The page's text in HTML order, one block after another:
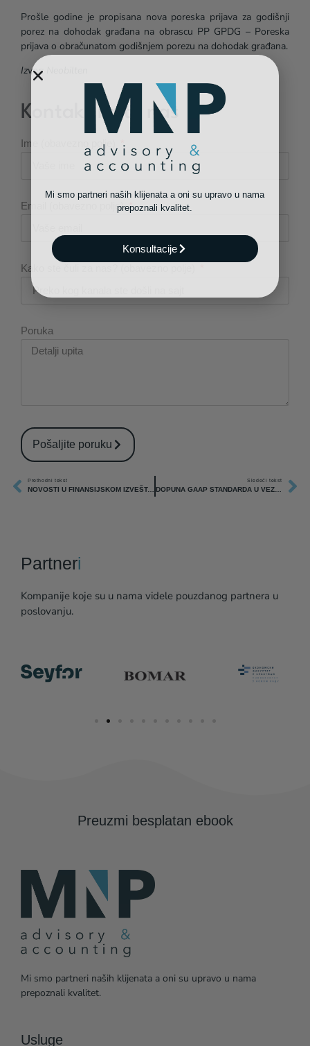
Prošle godine je propisana nova poreska prijava za godišnji
porez na dohodak građana na obrascu PP GPDG – Poreska
prijava o obračunatom godišnjem porezu na dohodak građana.
Izvor: Neobilten
Kontaktirajte nas
Ime (obavezno polje)
Email (obavezno polje)
Kako ste čuli za nas? (obavezno polje)
Poruka
Pošaljite poruku
Prethodni tekst
NOVOSTI U FINANSIJSKOM IZVEŠTAVANJU ZA 2023. GODINU
Sledeći tekst
Partneri
Kompanije koje su u nama videle pouzdanog partnera u
poslovanju.
Preuzmi besplatan ebook
Mi smo partneri naših klijenata a oni su upravo u nama
prepoznali kvalitet.
Usluge
Mi smo partneri naših klijenata a oni su upravo u nama
prepoznali kvalitet.
Konsultacije